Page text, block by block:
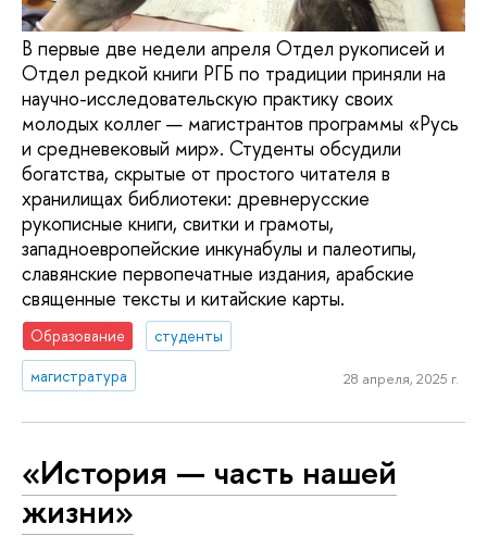
В первые две недели апреля Отдел рукописей и
Отдел редкой книги РГБ по традиции приняли на
научно-исследовательскую практику своих
молодых коллег — магистрантов программы «Русь
и средневековый мир». Студенты обсудили
богатства, скрытые от простого читателя в
хранилищах библиотеки: древнерусские
рукописные книги, свитки и грамоты,
западноевропейские инкунабулы и палеотипы,
славянские первопечатные издания, арабские
священные тексты и китайские карты.
Образование
студенты
магистратура
28 апреля, 2025 г.
«История — часть нашей
жизни»